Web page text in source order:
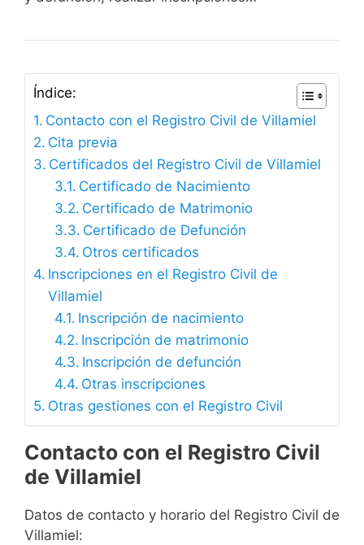
Índice:
Contacto con el Registro Civil de Villamiel
Cita previa
Certificados del Registro Civil de Villamiel
Certificado de Nacimiento
Certificado de Matrimonio
Certificado de Defunción
Otros certificados
Inscripciones en el Registro Civil de
Villamiel
Inscripción de nacimiento
Inscripción de matrimonio
Inscripción de defunción
Otras inscripciones
Otras gestiones con el Registro Civil
Contacto con el Registro Civil
de Villamiel
Datos de contacto y horario del Registro Civil de
Villamiel: